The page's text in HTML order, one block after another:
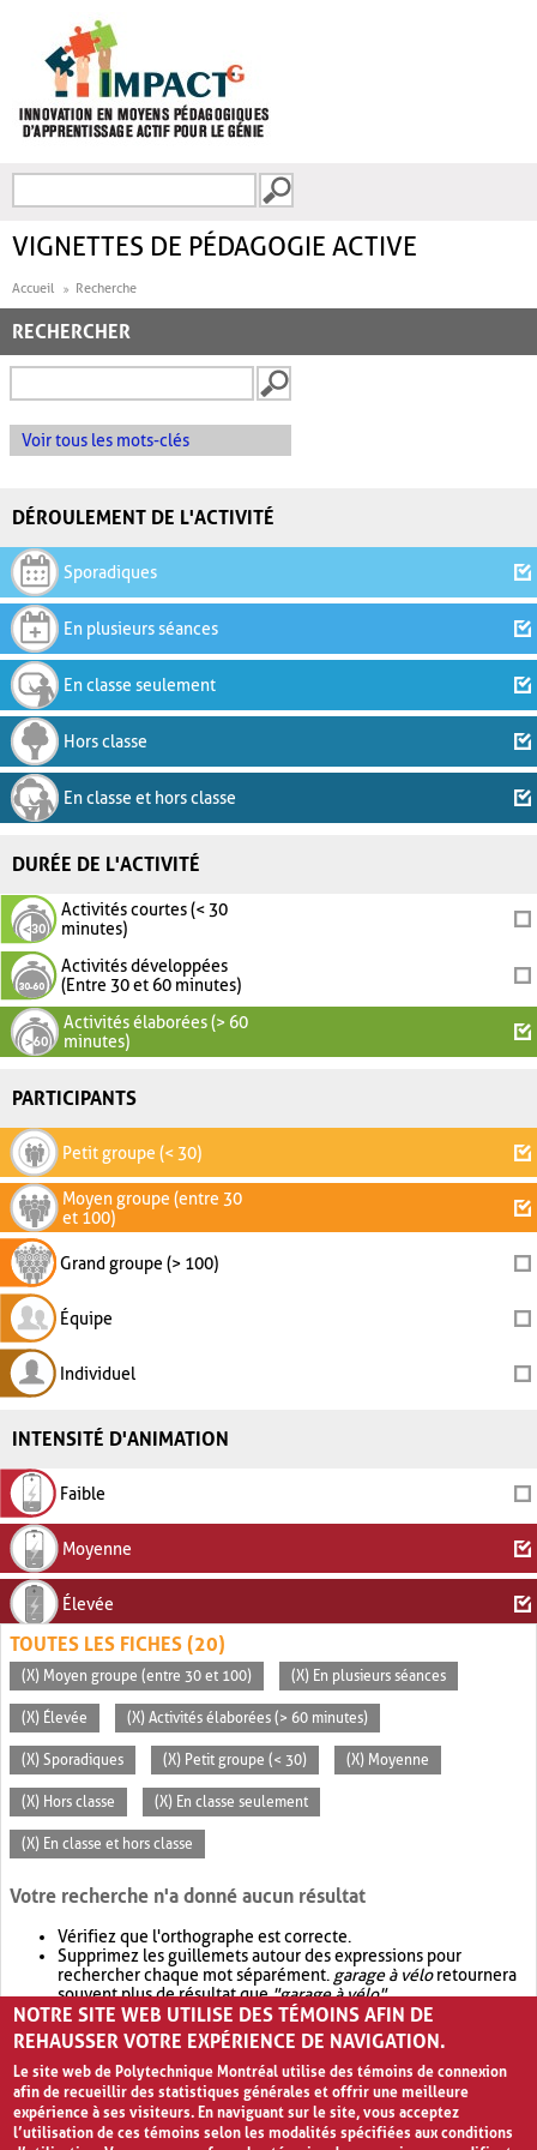
FORMULAIRE DE
VIGNETTES DE PÉDAGOGIE ACTIVE
Accueil Recherche
RECHERCHER
Voir tous les mots-clés
DÉROULEMENT DE L'ACTIVITÉ
Sporadiques
En plusieurs séances
En classe seulement
Hors classe
En classe et hors classe
DURÉE DE L'ACTIVITÉ
Activités courtes (< 30
minutes)
Activités développées
(Entre 30 et 60 minutes)
Activités élaborées (> 60
minutes)
PARTICIPANTS
Petit groupe (< 30)
Moyen groupe (entre 30
et 100)
Grand groupe (> 100)
Équipe
Individuel
INTENSITÉ D'ANIMATION
Faible
Moyenne
Élevée
TOUTES LES FICHES (20)
(X) Moyen groupe (entre 30 et 100) (X) En plusieurs séances
(X) Élevée (X) Activités élaborées (> 60 minutes)
(X) Sporadiques (X) Petit groupe (< 30) (X) Moyenne
(X) Hors classe (X) En classe seulement
(X) En classe et hors classe
Votre recherche n'a donné aucun résultat
Vérifiez que l'orthographe est correcte.
Supprimez les guillemets autour des expressions pour
rechercher chaque mot séparément. garage à véloretournera
souvent plus de résultat que"garage à vélo".
Envisagez d'élargir votre recherche avec OR.garage OR vélo
retournera souvent plus de résultat quegarage à vélo
NOTRE SITE WEB UTILISE DES TÉMOINS AFIN DE
REHAUSSER VOTRE EXPÉRIENCE DE NAVIGATION.
Le site web de Polytechnique Montréal utilise des témoins de connexion
afin de recueillir des statistiques générales et offrir une meilleure
expérience à ses visiteurs. En naviguant sur le site, vous acceptez
l’utilisation de ces témoins selon les modalités spécifiées aux conditions